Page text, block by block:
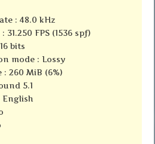
: 48.0 kHz
31.250 FPS (1536 spf)
bits
mode : Lossy
: 260 MiB (6%)
5.1
English